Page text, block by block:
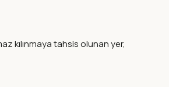
kılınmaya tahsis olunan yer,